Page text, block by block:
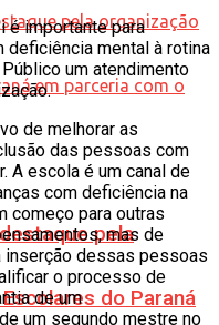
pela
do Paraná
é importante para
deficiência mental à rotina
um atendimento
de melhorar as
das pessoas com
A escola é um canal de
com deficiência na
começo para outras
mas de
dessas pessoas
o processo de
de um
um segundo mestre no